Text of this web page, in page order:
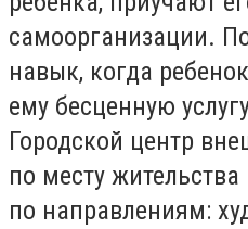
самоорганизации.
навык, когда
ему бесценную
Городской центр
по месту
по направлениям: